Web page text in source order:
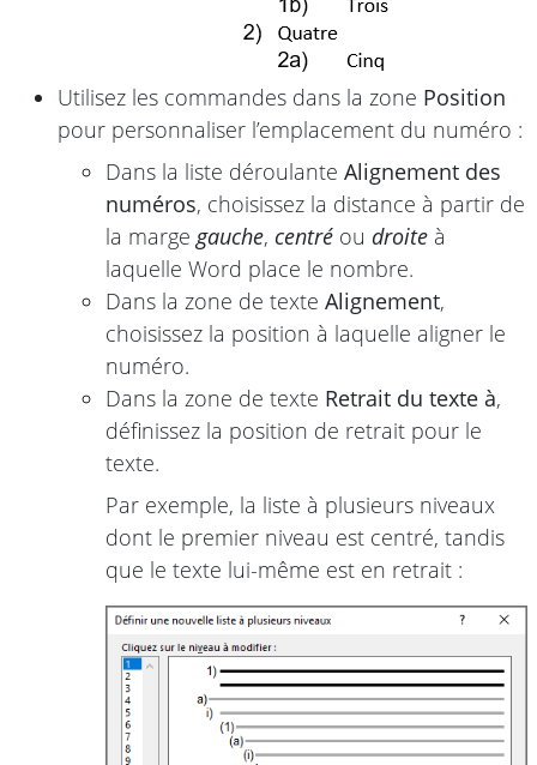
Utilisez les commandes dans la zone Position
pour personnaliser l’emplacement du numéro :
Dans la liste déroulante Alignement des
numéros, choisissez la distance à partir de
la margegauche, centré ou droite à
laquelle Word place le nombre.
Dans la zone de texte Alignement,
choisissez la position à laquelle aligner le
numéro.
Dans la zone de texte Retrait du texte à,
définissez la position de retrait pour le
texte.
Par exemple, la liste à plusieurs niveaux
dont le premier niveau est centré, tandis
que le texte lui-même est en retrait :